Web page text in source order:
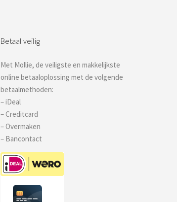
Betaal veilig
Met Mollie, de veiligste en makkelijkste
online betaaloplossing met de volgende
betaalmethoden:
– iDeal
– Creditcard
– Overmaken
– Bancontact